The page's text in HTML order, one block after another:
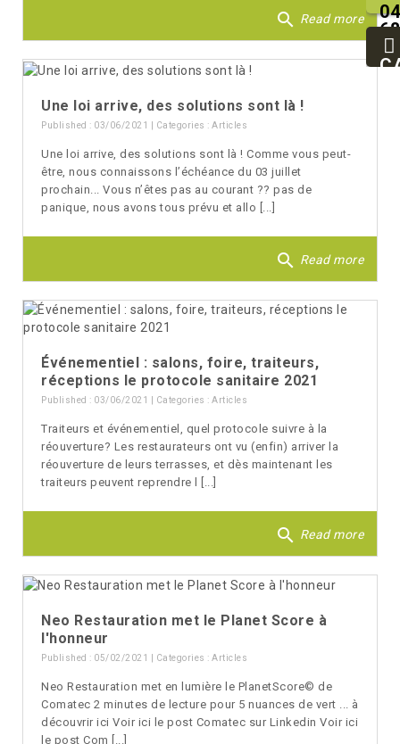
search Read more
Une loi arrive, des solutions sont là !
Published : 03/06/2021 | Categories : Articles
Une loi arrive, des solutions sont là ! Comme vous peut-
être, nous connaissons l’échéance du 03 juillet
prochain... Vous n’êtes pas au courant ?? pas de
panique, nous avons tous prévu et allo [...]
search Read more
Événementiel : salons, foire, traiteurs,
réceptions le protocole sanitaire 2021
Published : 03/06/2021 | Categories : Articles
Traiteurs et événementiel, quel protocole suivre à la
réouverture? Les restaurateurs ont vu (enfin) arriver la
réouverture de leurs terrasses, et dès maintenant les
traiteurs peuvent reprendre l [...]
search Read more
Neo Restauration met le Planet Score à
l'honneur
Published : 05/02/2021 | Categories : Articles
Neo Restauration met en lumière le PlanetScore© de
Comatec 2 minutes de lecture pour 5 nuances de vert ... à
découvrir ici Voir ici le post Comatec sur Linkedin Voir ici
le post Com [...]
04
68
25
93